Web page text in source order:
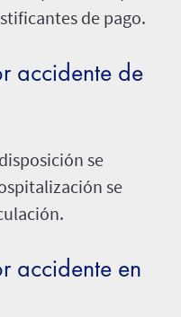
de pago.
accidente de
se
se
accidente en